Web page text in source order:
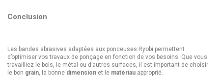
Conclusion
Les bandes abrasives adaptées aux ponceuses Ryobi permettent
d’optimiser vos travaux de ponçage en fonction de vos besoins. Que vous
travailliez le bois, le métal ou d’autres surfaces, il est important de choisir
le bon grain , la bonne dimension et le matériau approprié.